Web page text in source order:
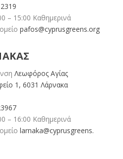
– 15:00 Καθημερινά
pafos@cyprusgreens.org
Λεωφόρος Αγίας
1, 6031 Λάρνακα
– 16:00 Καθημερινά
larnaka@cyprusgreens.